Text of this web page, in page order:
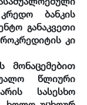
ბანკის
განაკვეთი
კი
მონაცემებით
წლიური
სასესხო